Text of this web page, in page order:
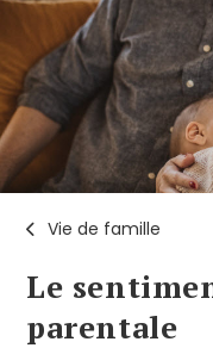
Vie de famille
Le
parentale